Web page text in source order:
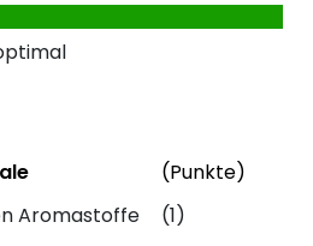
Produkts mit
(Punkte)
Aromastoffe
(1)